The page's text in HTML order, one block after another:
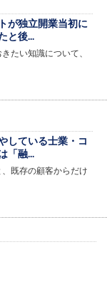
が独立開業当初に
と後...
たい知識について、
している士業・コ
「融...
既存の顧客からだけ